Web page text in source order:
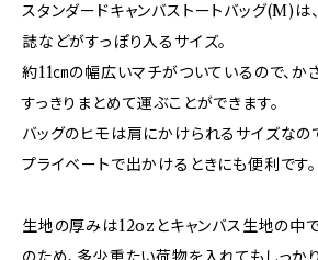
スタンダードキャンバストートバッグ(M)
誌などがすっぽり入るサイズ。
約11㎝の幅広いマチがついているので、か
すっきりまとめて運ぶことができます。
バッグのヒモは肩にかけられるサイズなの
プライベートで出かけるときにも便利です。
生地の厚みは12ozとキャンバス生地の中